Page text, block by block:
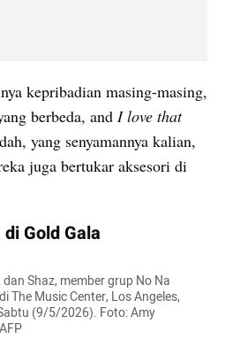
kepribadian masing-masing,
berbeda, and I love that
yang senyamannya kalian,
juga bertukar aksesori di
Gold Gala
Shaz, member grup No Na
The Music Center, Los Angeles,
(9/5/2026). Foto: Amy